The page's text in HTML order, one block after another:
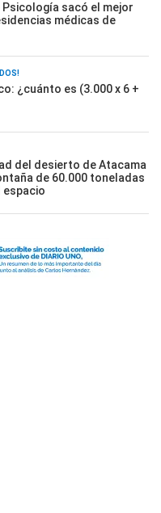
sacó el mejor
médicas de
¿cuánto es (3.000 x 6 +
del desierto de Atacama
de 60.000 toneladas
espacio